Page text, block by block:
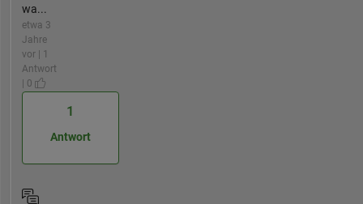
wa...
etwa 3
Jahre
vor | 1
Antwort
| 0
1
Antwort